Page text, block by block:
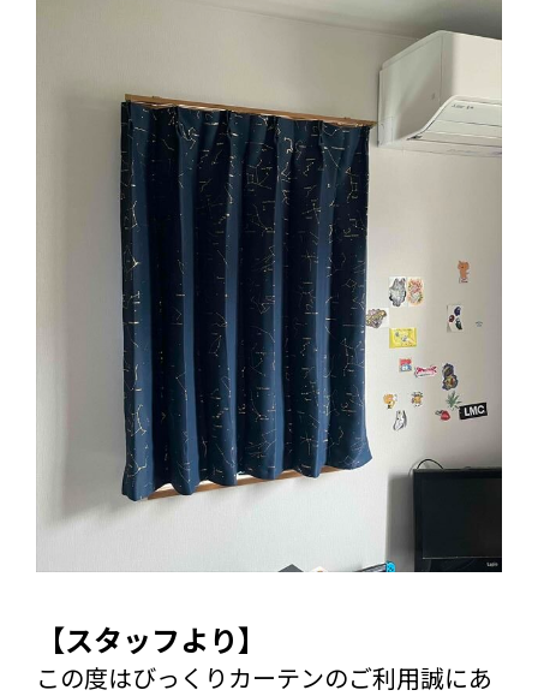
【スタッフより】
この度はびっくりカーテンのご利用誠にあ